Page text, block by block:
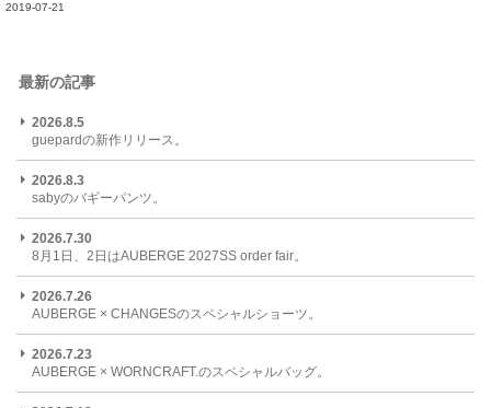
2019-07-21
最新の記事
2026.8.5
guepardの新作リリース。
2026.8.3
sabyのバギーパンツ。
2026.7.30
8月1日、2日はAUBERGE 2027SS order fair。
2026.7.26
AUBERGE × CHANGESのスペシャルショーツ。
2026.7.23
AUBERGE × WORNCRAFT.のスペシャルバッグ。